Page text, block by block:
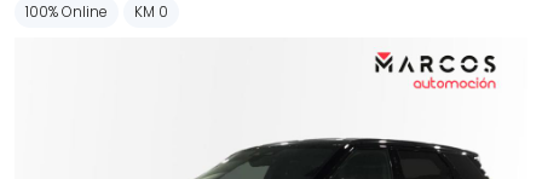
100% Online KM 0